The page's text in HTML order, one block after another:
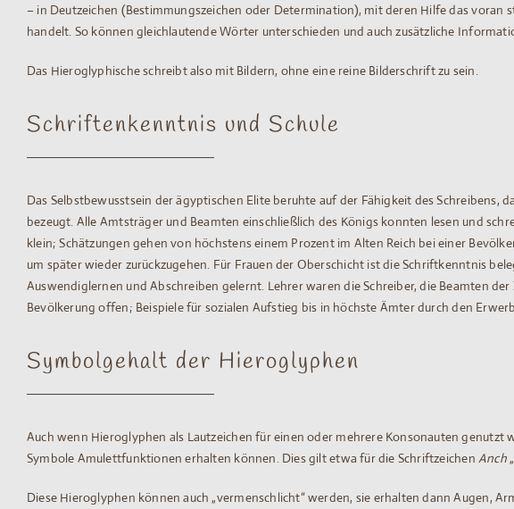
– in Deutzeichen (Bestimmungszeichen oder Determination), mit deren Hilfe das
handelt. So können gleichlautende Wörter unterschieden und auch zusätzliche
Das Hieroglyphische schreibt also mit Bildern, ohne eine reine Bilderschrift zu sein.
Schriftenkenntnis und Schule
Das Selbstbewusstsein der ägyptischen Elite beruhte auf der Fähigkeit des
bezeugt. Alle Amtsträger und Beamten einschließlich des Königs konnten lesen und
klein; Schätzungen gehen von höchstens einem Prozent im Alten Reich bei einer
um später wieder zurückzugehen. Für Frauen der Oberschicht ist die Schriftkenntnis
Auswendiglernen und Abschreiben gelernt. Lehrer waren die Schreiber, die Beamten
Bevölkerung offen; Beispiele für sozialen Aufstieg bis in höchste Ämter durch den
Symbolgehalt der Hieroglyphen
Auch wenn Hieroglyphen als Lautzeichen für einen oder mehrere Konsonauten
Symbole Amulettfunktionen erhalten können. Dies gilt etwa für die Schriftzeichen Anch
Diese Hieroglyphen können auch „vermenschlicht“ werden, sie erhalten dann Augen,